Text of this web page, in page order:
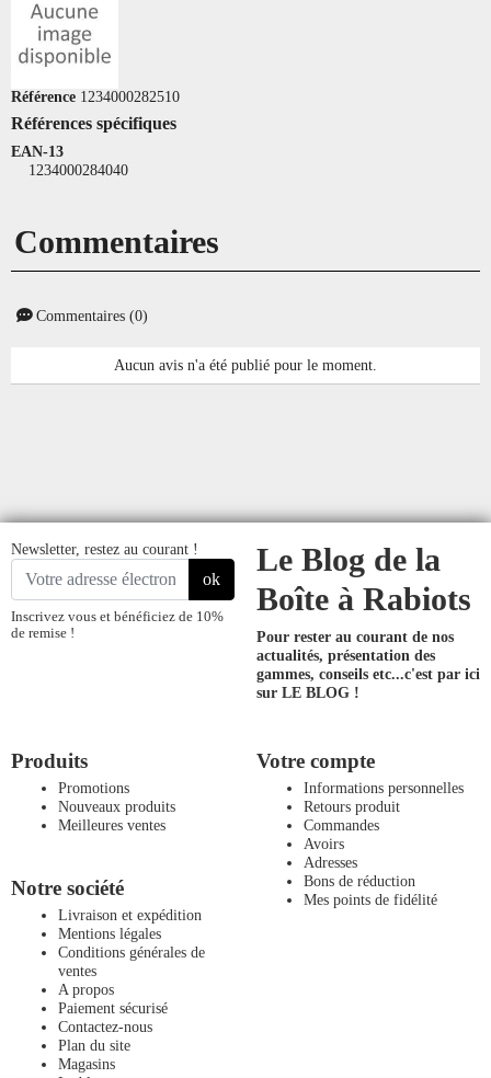
Référence 1234000282510
Références spécifiques
EAN-13
1234000284040
Commentaires
Commentaires (0)
Aucun avis n'a été publié pour le moment.
Newsletter, restez au courant !
ok
Inscrivez vous et bénéficiez de 10%
de remise !
Le Blog de la
Boîte à Rabiots
Pour rester au courant de nos
actualités, présentation des
gammes, conseils etc...c'est par ici
sur LE BLOG !
Produits
Promotions
Nouveaux produits
Meilleures ventes
Notre société
Livraison et expédition
Mentions légales
Conditions générales de
ventes
A propos
Paiement sécurisé
Contactez-nous
Plan du site
Magasins
Votre compte
Informations personnelles
Retours produit
Commandes
Avoirs
Adresses
Bons de réduction
Mes points de fidélité